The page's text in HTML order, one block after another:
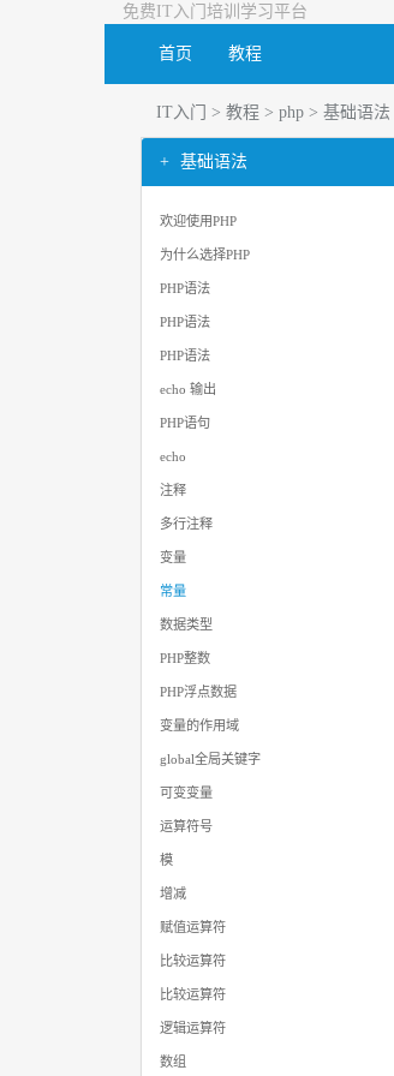
免费IT入门培训学习平台
首页 教程
IT入门 > 教程 > php > 基础语法
基础语法
欢迎使用PHP
为什么选择PHP
PHP语法
PHP语法
PHP语法
echo 输出
PHP语句
echo
注释
多行注释
变量
常量
数据类型
PHP整数
PHP浮点数据
变量的作用域
global全局关键字
可变变量
运算符号
模
增减
赋值运算符
比较运算符
比较运算符
逻辑运算符
数组